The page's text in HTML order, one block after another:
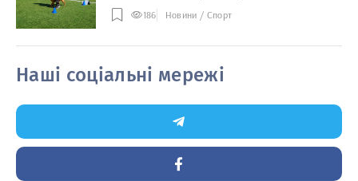
186 Новини / Спорт
Наші соціальні мережі